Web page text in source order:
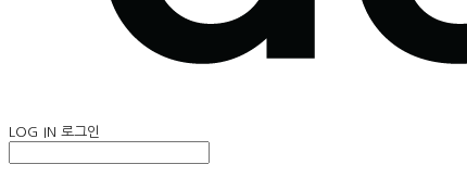
LOG IN 로그인